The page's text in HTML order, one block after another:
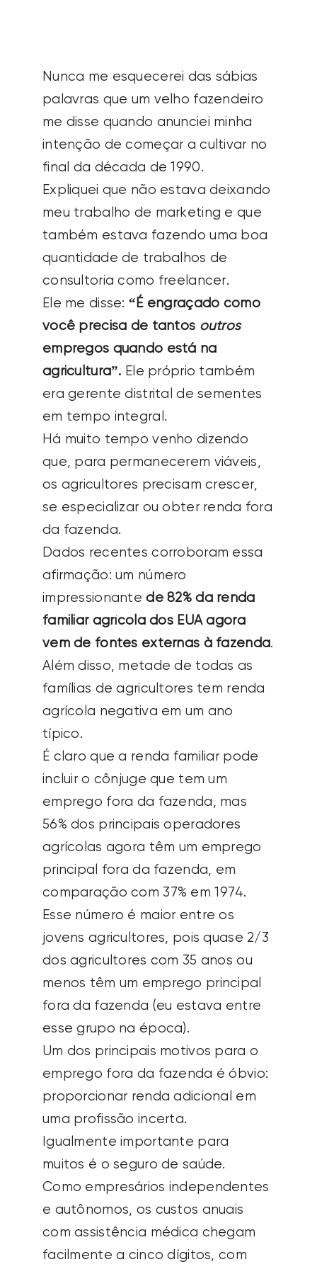
Nunca me esquecerei das sábias
palavras que um velho fazendeiro
me disse quando anunciei minha
intenção de começar a cultivar no
final da década de 1990.
Expliquei que não estava deixando
meu trabalho de marketing e que
também estava fazendo uma boa
quantidade de trabalhos de
consultoria como freelancer.
Ele me disse: “É engraçado como
você precisa de tantos outros
empregos quando está na
agricultura”. Ele próprio também
era gerente distrital de sementes
em tempo integral.
Há muito tempo venho dizendo
que, para permanecerem viáveis,
os agricultores precisam crescer,
se especializar ou obter renda fora
da fazenda.
Dados recentes corroboram essa
afirmação: um número
impressionantede 82% da renda
familiar agrícola dos EUA agora
vem de fontes externas à fazenda.
Além disso, metade de todas as
famílias de agricultores tem renda
agrícola negativa em um ano
típico.
É claro que a renda familiar pode
incluir o cônjuge que tem um
emprego fora da fazenda, mas
56% dos principais operadores
agrícolas agora têm um emprego
principal fora da fazenda, em
comparação com 37% em 1974.
Esse número é maior entre os
jovens agricultores, pois quase 2/3
dos agricultores com 35 anos ou
menos têm um emprego principal
fora da fazenda (eu estava entre
esse grupo na época).
Um dos principais motivos para o
emprego fora da fazenda é óbvio:
proporcionar renda adicional em
uma profissão incerta.
Igualmente importante para
muitos é o seguro de saúde.
Como empresários independentes
e autônomos, os custos anuais
com assistência médica chegam
facilmente a cinco dígitos, com